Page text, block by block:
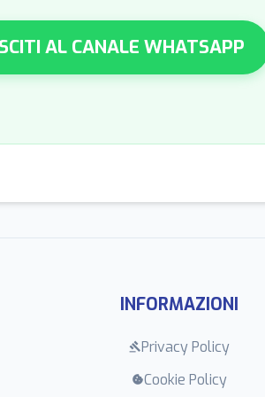
AL CANALE WHATSAPP
INFORMAZIONI
gavelPrivacy Policy
cookieCookie Policy